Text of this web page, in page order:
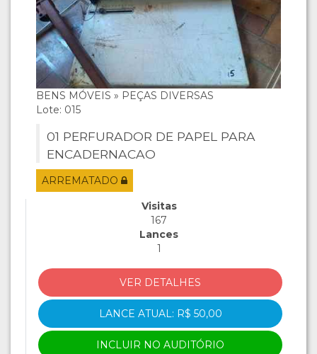
BENS MÓVEIS » PEÇAS DIVERSAS
Lote: 015
01 PERFURADOR DE PAPEL PARA
ENCADERNACAO
ARREMATADO
Visitas
167
Lances
1
VER DETALHES
LANCE ATUAL: R$ 50,00
INCLUIR NO AUDITÓRIO